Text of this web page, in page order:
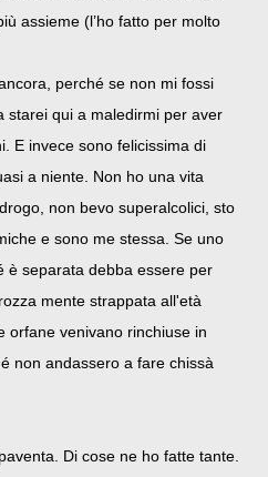
assieme (l’ho fatto per molto
perché se non mi fossi
starei qui a maledirmi per aver
E invece sono felicissima di
a niente. Non ho una vita
non bevo superalcolici, sto
e sono me stessa. Se uno
è separata debba essere per
mente strappata all'età
orfane venivano rinchiuse in
non andassero a fare chissà
Di cose ne ho fatte tante.